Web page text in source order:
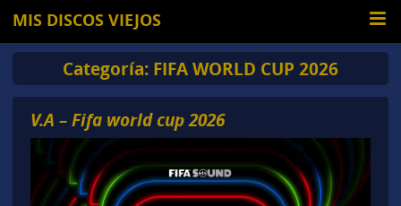
MIS DISCOS VIEJOS
Categoría: FIFA WORLD CUP 2026
V.A – Fifa world cup 2026